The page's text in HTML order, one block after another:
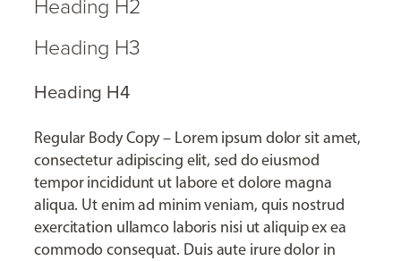
Heading H3
Heading H4
Regular Body Copy – Lorem ipsum dolor sit amet,
consectetur adipiscing elit, sed do eiusmod
tempor incididunt ut labore et dolore magna
aliqua. Ut enim ad minim veniam, quis nostrud
exercitation ullamco laboris nisi ut aliquip ex ea
commodo consequat. Duis aute irure dolor in